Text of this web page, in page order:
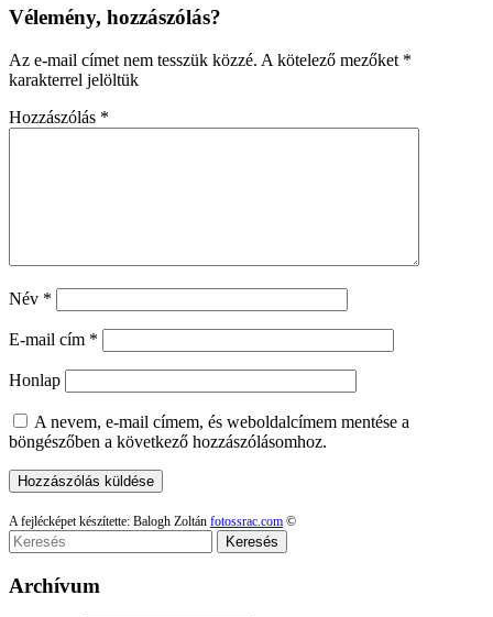
Vélemény, hozzászólás?
Az e-mail címet nem tesszük közzé. A kötelező mezőket *
karakterrel jelöltük
Hozzászólás *
Név *
E-mail cím *
Honlap
A nevem, e-mail címem, és weboldalcímem mentése a
böngészőben a következő hozzászólásomhoz.
A fejlécképet készítette: Balogh Zoltán fotossrac.com ©
Keresés
Archívum